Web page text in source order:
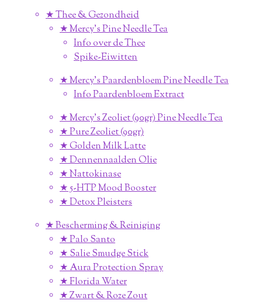
★ Thee & Gezondheid
★ Mercy's Pine Needle Tea
Info over de Thee
Spike-Eiwitten
★ Mercy's Paardenbloem Pine Needle Tea
Info Paardenbloem Extract
★ Mercy's Zeoliet (90gr) Pine Needle Tea
★ Pure Zeoliet (90gr)
★ Golden Milk Latte
★ Dennennaalden Olie
★ Nattokinase
★ 5-HTP Mood Booster
★ Detox Pleisters
★ Bescherming & Reiniging
★ Palo Santo
★ Salie Smudge Stick
★ Aura Protection Spray
★ Florida Water
★ Zwart & Roze Zout